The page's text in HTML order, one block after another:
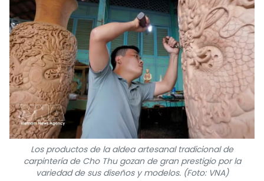
Los productos de la aldea artesanal tradicional de
carpintería de Cho Thu gozan de gran prestigio por la
variedad de sus diseños y modelos. (Foto: VNA)